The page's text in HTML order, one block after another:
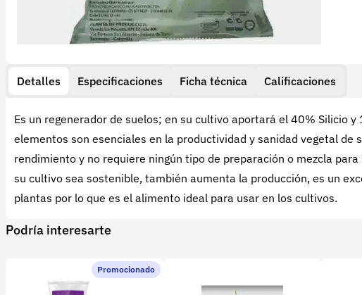
Detalles Especificaciones Ficha técnica Calificaciones
Es un regenerador de suelos; en su cultivo aportará el 40% Silicio
elementos son esenciales en la productividad y sanidad vegetal
rendimiento y no requiere ningún tipo de preparación o mezcla
su cultivo sea sostenible, también aumenta la producción, es un
plantas por lo que es el alimento ideal para usar en los cultivos.
Podría interesarte
Promocionado